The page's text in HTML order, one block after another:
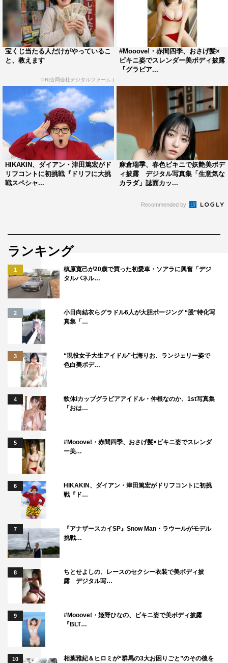
宝くじ当たる人だけがやっているこ
と、教えます
PR(合同会社デジタルファーム )
#Mooove!・赤間四季、おさげ髪×
ビキニ姿でスレンダー美ボディ披露
『グラビア...
HIKAKIN、ダイアン・津田篤宏がド
リフコントに初挑戦『ドリフに大挑
戦スペシャ...
麻倉瑞季、春色ビキニで妖艶美ボデ
ィ披露 デジタル写真集「生意気な
カラダ」誌面カッ...
Recommended by
ランキング
1
槙原寛己が20歳で買った初愛車・ソアラに興奮「デジ
タルパネル…
2
小日向結衣らグラドル6人が大胆ポージング “股”特化写
真集「…
3
“現役女子大生アイドル”七海りお、ランジェリー姿で
色白美ボデ…
4
軟体Iカップグラビアアイドル・仲根なのか、1st写真集
「おは…
5
#Mooove!・赤間四季、おさげ髪×ビキニ姿でスレンダ
ー美…
6
HIKAKIN、ダイアン・津田篤宏がドリフコントに初挑
戦『ド…
7
『アナザースカイSP』Snow Man・ラウールがモデル
挑戦…
8
ちとせよしの、レースのセクシー衣装で美ボディ披
露 デジタル写…
9
#Mooove!・姫野ひなの、ビキニ姿で美ボディ披露
『BLT…
10 相葉雅紀＆ヒロミが“群馬の3大お困りごと”のその後を